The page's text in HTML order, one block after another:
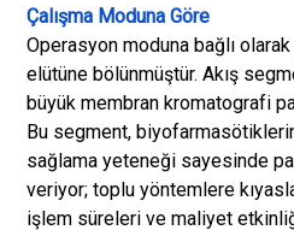
Çalışma Moduna Göre
Operasyon moduna bağlı
elütüne bölünmüştür. Akış
büyük membran kromatografi
Bu segment,
sağlama yeteneği sayesinde
veriyor; toplu yöntemlere
işlem süreleri ve maliyet